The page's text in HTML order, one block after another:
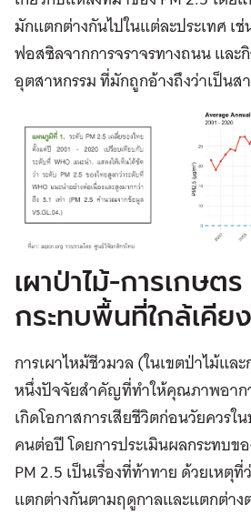
มักแตกต่างกันไปในแต่ละประเทศ เช่
ฟอสซิลจากการจราจรทางถนน และ
อุตสาหกรรม ที่มักถูกอ้างถึงว่าเป็นส
เผาป่าไม้-การเกษ
กระทบพื้นที่ใกล้เคียง
การเผาไหม้ชีวมวล (ในเขตป่าไม้แล
หนึ่งปัจจัยสำคัญที่ทำให้คุณภาพอาก
เกิดโอกาสการเสียชีวิตก่อนวัยควร
คนต่อปี โดยการประเมินผลกระทบข
PM 2.5 เป็นเรื่องที่ท้าทาย ด้วยเหตุที่
แตกต่างกันตามฤดูกาลและแตกต่า